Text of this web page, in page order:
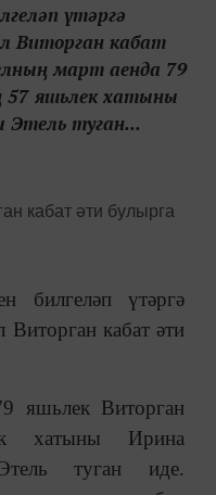
үтәргә
Виторган кабат
март аенда 79
57 яшьлек хатыны
туган...
билгеләп үтәргә
кабат әти
яшьлек Виторган
хатыны Ирина
туган иде.